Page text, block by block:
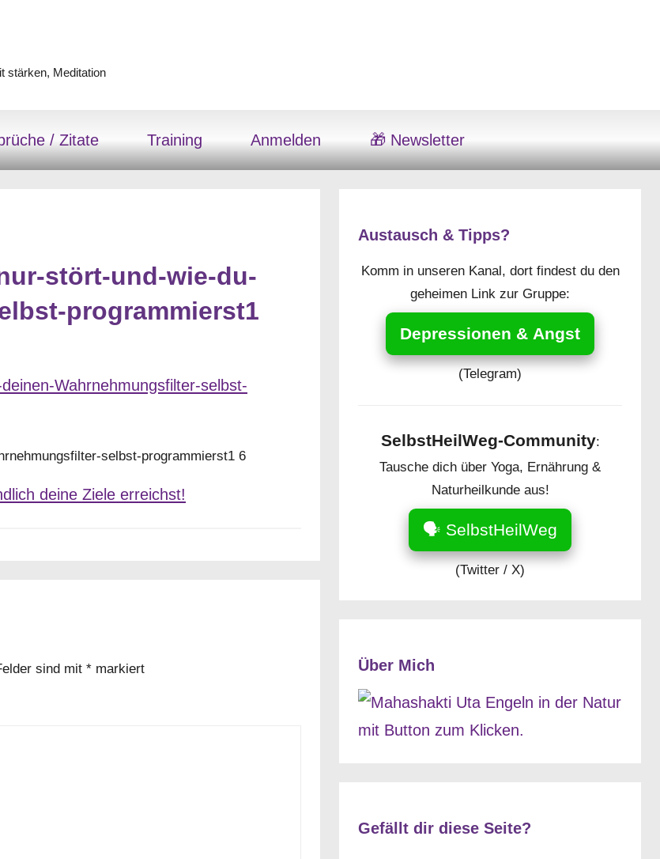
stärken, Meditation
/ Zitate Training Anmelden 🎁 Newsletter
stört-und-wie-du-
programmierst1
selbst-programmierst1 6
deine Ziele erreichst!
sind mit * markiert
Austausch & Tipps?
Komm in unseren Kanal, dort findest du den
geheimen Link zur Gruppe:
Depressionen & Angst
(Telegram)
SelbstHeilWeg-Community:
Tausche dich über Yoga, Ernährung &
Naturheilkunde aus!
🗣️ SelbstHeilWeg
(Twitter / X)
Über Mich
Gefällt dir diese Seite?